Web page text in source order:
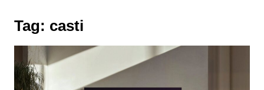
Tag: casti